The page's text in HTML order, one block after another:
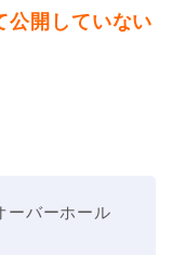
公開していない
ーバーホール